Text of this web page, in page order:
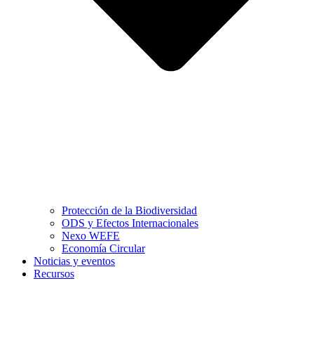
Protección de la Biodiversidad
ODS y Efectos Internacionales
Nexo WEFE
Economía Circular
Noticias y eventos
Recursos